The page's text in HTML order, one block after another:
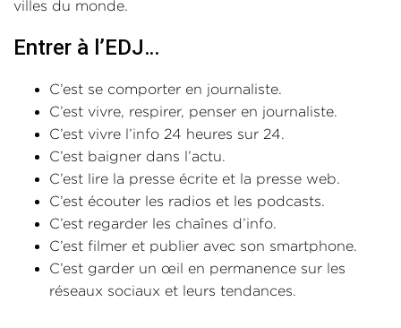
villes du monde.
Entrer à l’EDJ…
C’est se comporter en journaliste.
C’est vivre, respirer, penser en journaliste.
C’est vivre l’info 24 heures sur 24.
C’est baigner dans l’actu.
C’est lire la presse écrite et la presse web.
C’est écouter les radios et les podcasts.
C’est regarder les chaînes d’info.
C’est filmer et publier avec son smartphone.
C’est garder un œil en permanence sur les
réseaux sociaux et leurs tendances.